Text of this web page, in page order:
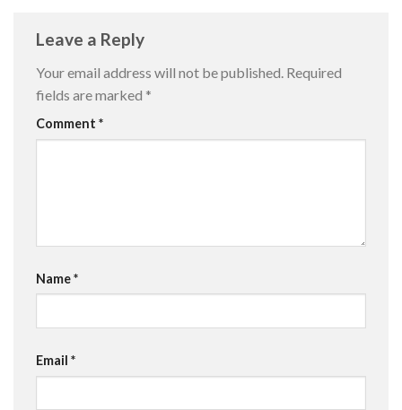
Leave a Reply
Your email address will not be published. Required
fields are marked *
Comment *
Name*
Email *